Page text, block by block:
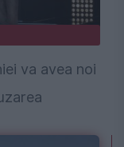
va avea noi